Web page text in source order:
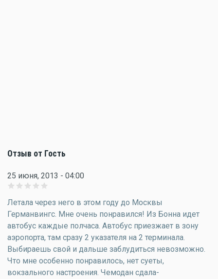
Отзыв от Гость
25 июня, 2013 - 04:00
Летала через него в этом году до Москвы
Германвингс. Мне очень понравился! Из Бонна идет
автобус каждые полчаса. Автобус приезжает в зону
аэропорта, там сразу 2 указателя на 2 терминала.
Выбираешь свой и дальше заблудиться невозможно.
Что мне особенно понравилось, нет суеты,
вокзального настроения. Чемодан сдала-